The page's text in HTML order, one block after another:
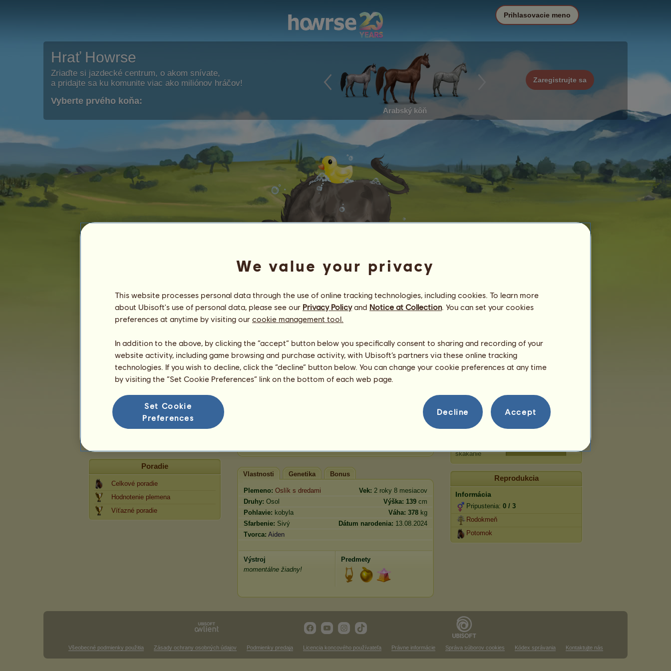
Hrať Howrse
Zriaďte si jazdecké centrum, o akom snívate,
a pridajte sa ku komunite viac ako miliónov hráčov!
Vyberte prvého koňa:
Arabský kôň
Zaregistrujte sa
Prihlasovacie meno
Aktívne dni :
Celkové poradie :
Rezerva :
221 505 235
Poradie
Celkové poradie
Hodnotenie plemena
Víťazné poradie
Ducky Donkey
08:00
Zdravie
100 %
Morálka
94%
Schopnosti Spolu:
0.00
0.00
0.00
Vlastnosti Genetika Bonus
Plemeno: Oslík s dredami Vek: 2 roky 8 mesiacov
Druhy: Osol Výška: 139 cm
Pohlavie: kobyla Váha: 378 kg
Sfarbenie: Sivý Dátum narodenia: 13.08.2024
Tvorca: Aiden
Výstroj
momentálne žiadny!
Predmety
Jazdecké centrum
Tréning
výdrž
skákanie
Reprodukcia
Informácia
Pripustenia: 0 / 3
Rodokmeň
Potomok
Všeobecné podmienky použitia Zásady ochrany osobných údajov Podmienky predaja Licencia koncového používateľa Právne informácie Správa súborov cookies Kódex správania Kontaktujte nás
We value your privacy
This website processes personal data through the use of online tracking technologies, including cookies. To learn more
about Ubisoft's use of personal data, please see our Privacy Policyand Notice at Collection. You can set your cookies
preferences at anytime by visiting our cookie management tool.
In addition to the above, by clicking the “accept” button below you specifically consent to sharing and recording of your
website activity, including game browsing and purchase activity, with Ubisoft’s partners via these online tracking
technologies. If you wish to decline, click the “decline” button below. You can change your cookie preferences at any time
by visiting the “Set Cookie Preferences” link on the bottom of each web page.
Set Cookie
Preferences
Decline Accept